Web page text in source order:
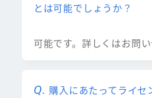
とは可能でしょうか？
可能です。詳しくはお問
購入にあたってライセ